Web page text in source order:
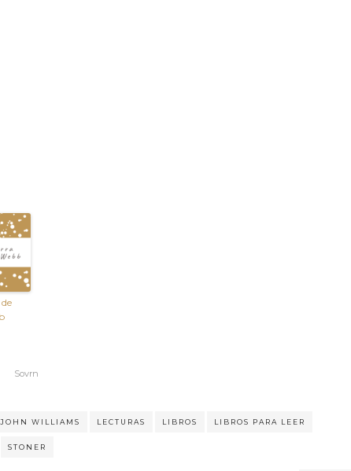
Sovrn
JOHN WILLIAMS LECTURAS LIBROS LIBROS PARA LEER
STONER